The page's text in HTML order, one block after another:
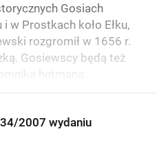
Gosiach
w Prostkach koło Ełku,
rozgromił w 1656 r.
Gosiewscy będą też
hetmana.
34/2007 wydaniu